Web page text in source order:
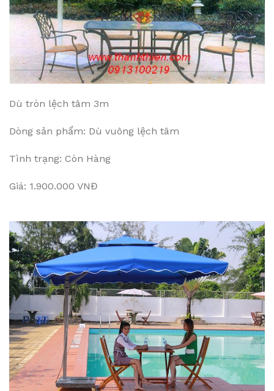
Dù tròn lệch tâm 3m
Dòng sản phẩm: Dù vuông lệch tâm
Tình trạng: Còn Hàng
Giá: 1.900.000 VNĐ